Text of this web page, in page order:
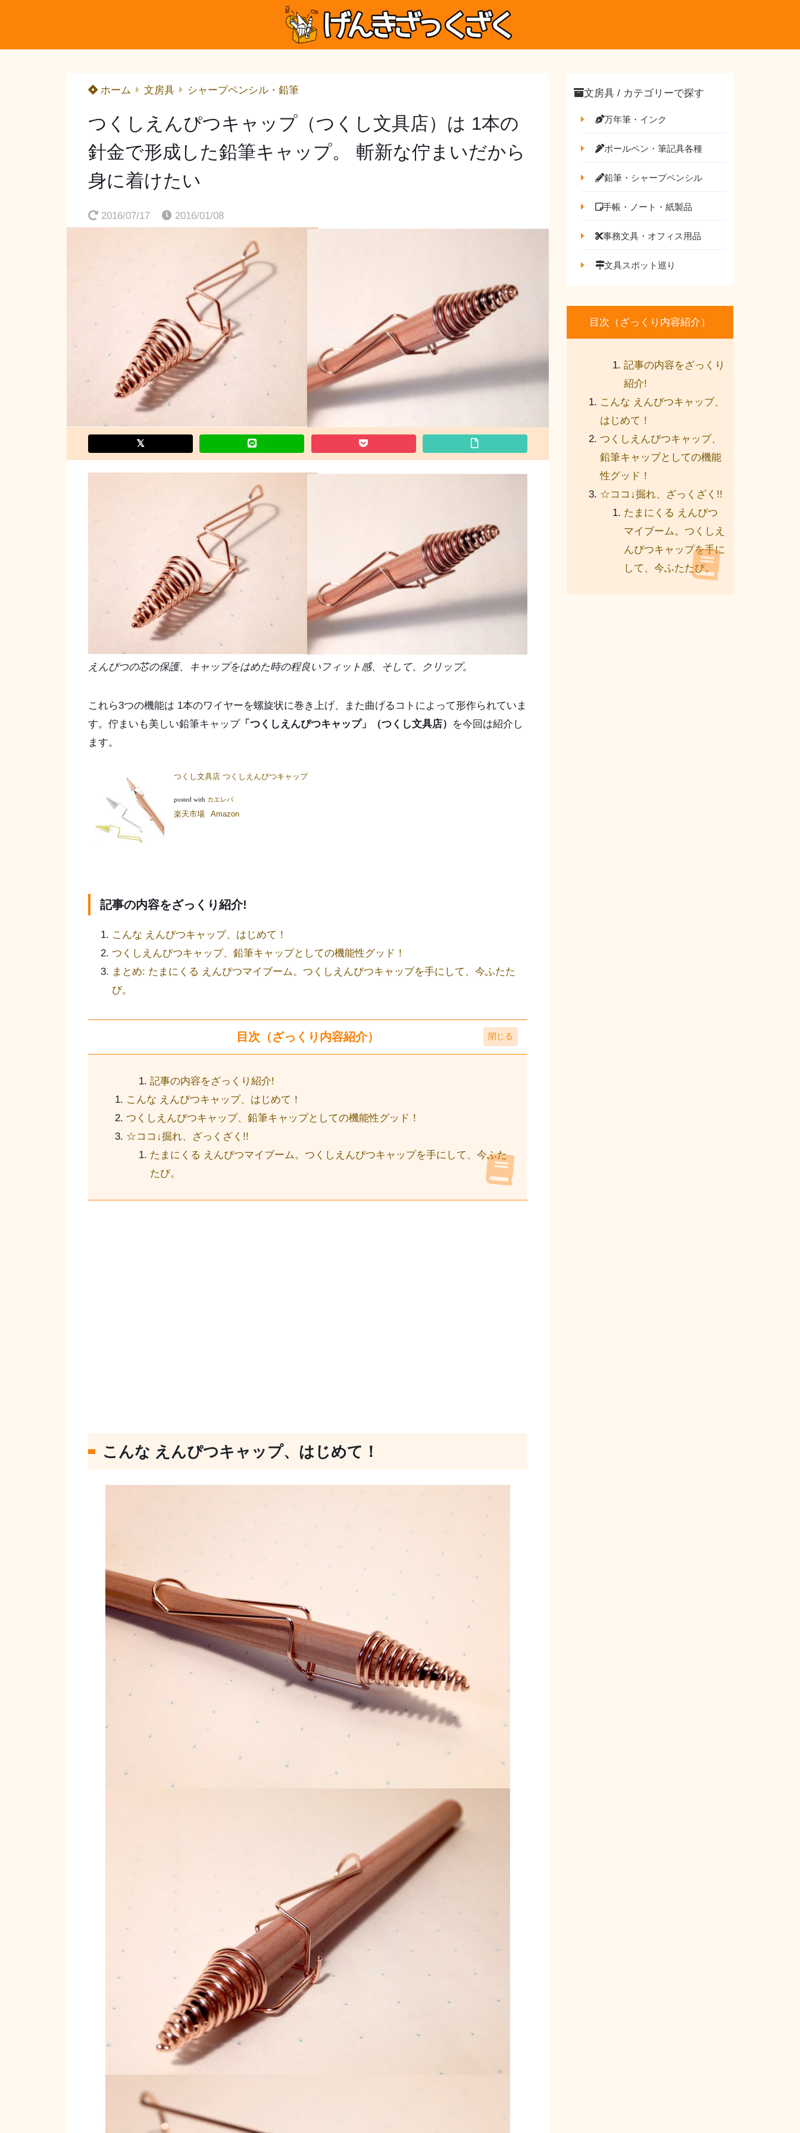
ホーム 文房具 シャープペンシル・鉛筆
つくしえんぴつキャップ（つくし文具店）は 1本の
針金で形成した鉛筆キャップ。 斬新な佇まいだから
身に着けたい
2016/07/17 2016/01/08
えんぴつの芯の保護、キャップをはめた時の程良いフィット感、そして、クリップ。
これら3つの機能は 1本のワイヤーを螺旋状に巻き上げ、また曲げるコトによって形作られていま
す。佇まいも美しい鉛筆キャップ「つくしえんぴつキャップ」（つくし文具店）
を今回は紹介し
ます。
つくし文具店 つくしえんぴつキャップ
posted with カエレバ
楽天市場 Amazon
記事の内容をざっくり紹介!
こんな えんぴつキャップ、はじめて！
つくしえんぴつキャップ、鉛筆キャップとしての機能性グッド！
まとめ: たまにくる えんぴつマイブーム。つくしえんぴつキャップを手にして、今ふたた
び。
目次（ざっくり内容紹介）
記事の内容をざっくり紹介!
こんな えんぴつキャップ、はじめて！
つくしえんぴつキャップ、鉛筆キャップとしての機能性グッド！
☆ココ↓掘れ、ざっくざく!!
たまにくる えんぴつマイブーム。つくしえんぴつキャップを手にして、今ふた
たび。
こんな えんぴつキャップ、はじめて！
文房具 / カテゴリーで探す
万年筆・インク
ボールペン・筆記具各種
鉛筆・シャープペンシル
手帳・ノート・紙製品
事務文具・オフィス用品
文具スポット巡り
目次（ざっくり内容紹介）
記事の内容をざっくり
紹介!
こんな えんぴつキャップ、
はじめて！
つくしえんぴつキャップ、
鉛筆キャップとしての機能
性グッド！
☆ココ↓掘れ、ざっくざく!!
たまにくる えんぴつ
マイブーム。つくしえ
んぴつキャップを手に
して、今ふたたび。